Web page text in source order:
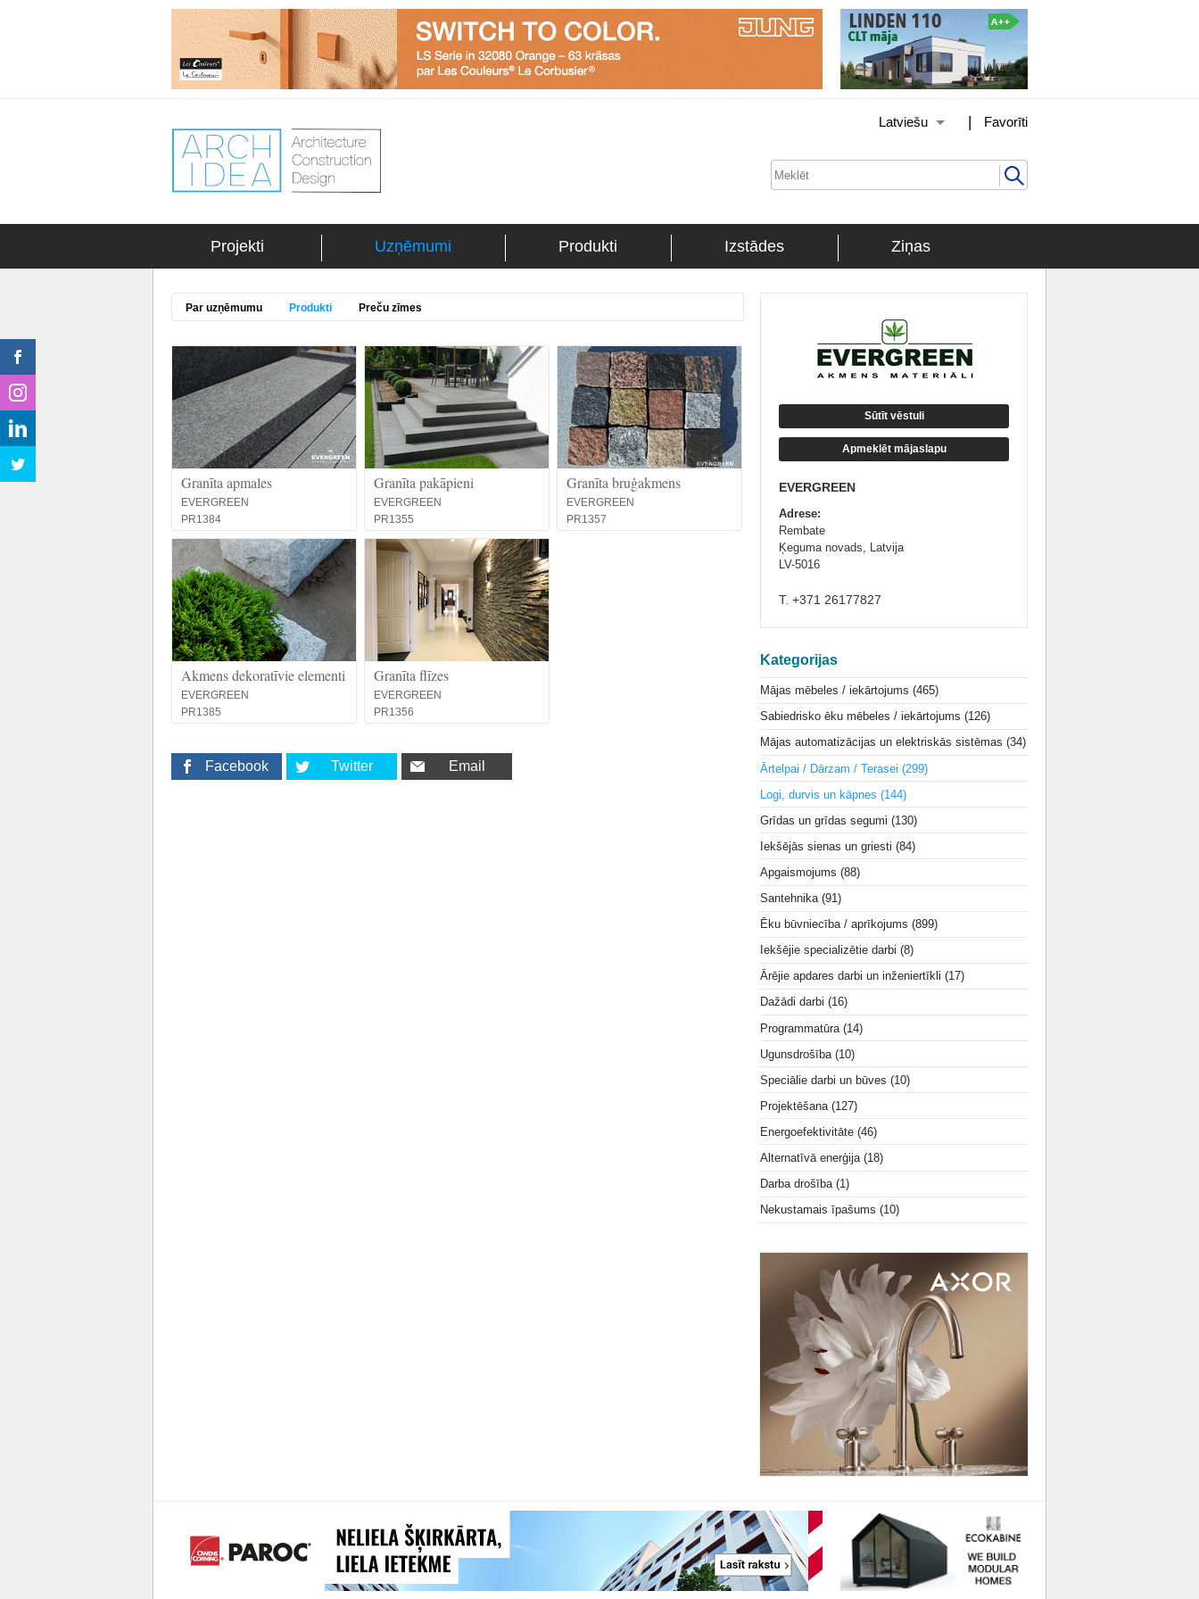
Favorīti
|
Latviešu
Projekti Uzņēmumi Produkti Izstādes Ziņas
Par uzņēmumu Produkti Preču zīmes
Granīta apmales
EVERGREEN
PR1384
Granīta pakāpieni
EVERGREEN
PR1355
Granīta bruģakmens
EVERGREEN
PR1357
Akmens dekoratīvie elementi
EVERGREEN
PR1385
Granīta flīzes
EVERGREEN
PR1356
Facebook Twitter Email
Sūtīt vēstuli
Apmeklēt mājaslapu
EVERGREEN
Adrese:
Rembate
Ķeguma novads, Latvija
LV-5016
T. +371 26177827
Kategorijas
Mājas mēbeles / iekārtojums (465)
Sabiedrisko ēku mēbeles / iekārtojums (126)
Mājas automatizācijas un elektriskās sistēmas (34)
Ārtelpai / Dārzam / Terasei (299)
Logi, durvis un kāpnes (144)
Grīdas un grīdas segumi (130)
Iekšējās sienas un griesti (84)
Apgaismojums (88)
Santehnika (91)
Ēku būvniecība / aprīkojums (899)
Iekšējie specializētie darbi (8)
Ārējie apdares darbi un inženiertīkli (17)
Dažādi darbi (16)
Programmatūra (14)
Ugunsdrošība (10)
Speciālie darbi un būves (10)
Projektēšana (127)
Energoefektivitāte (46)
Alternatīvā enerģija (18)
Darba drošība (1)
Nekustamais īpašums (10)